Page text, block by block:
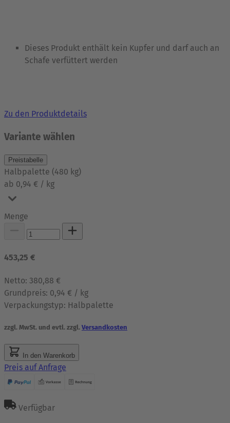
Dieses Produkt enthält kein Kupfer und darf auch an
Schafe verfüttert werden
Zu den Produktdetails
Variante wählen
Preistabelle
Halbpalette (480 kg)
ab 0,94 € / kg
Menge
453,25 €
Netto: 380,88 €
Grundpreis: 0,94 € / kg
Verpackungstyp: Halbpalette
zzgl. MwSt. und evtl. zzgl.Versandkosten
In den Warenkorb
Preis auf Anfrage
Verfügbar